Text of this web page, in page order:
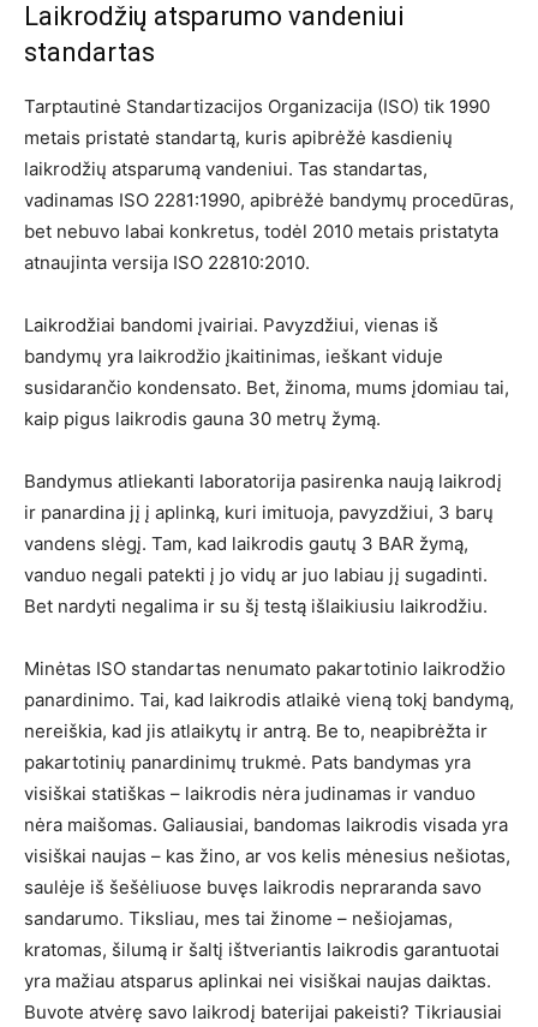
Laikrodžių atsparumo vandeniui
standartas
Tarptautinė Standartizacijos Organizacija (ISO) tik 1990
metais pristatė standartą, kuris apibrėžė kasdienių
laikrodžių atsparumą vandeniui. Tas standartas,
vadinamas ISO 2281:1990, apibrėžė bandymų procedūras,
bet nebuvo labai konkretus, todėl 2010 metais pristatyta
atnaujinta versija ISO 22810:2010.
Laikrodžiai bandomi įvairiai. Pavyzdžiui, vienas iš
bandymų yra laikrodžio įkaitinimas, ieškant viduje
susidarančio kondensato. Bet, žinoma, mums įdomiau tai,
kaip pigus laikrodis gauna 30 metrų žymą.
Bandymus atliekanti laboratorija pasirenka naują laikrodį
ir panardina jį į aplinką, kuri imituoja, pavyzdžiui, 3 barų
vandens slėgį. Tam, kad laikrodis gautų 3 BAR žymą,
vanduo negali patekti į jo vidų ar juo labiau jį sugadinti.
Bet nardyti negalima ir su šį testą išlaikiusiu laikrodžiu.
Minėtas ISO standartas nenumato pakartotinio laikrodžio
panardinimo. Tai, kad laikrodis atlaikė vieną tokį bandymą,
nereiškia, kad jis atlaikytų ir antrą. Be to, neapibrėžta ir
pakartotinių panardinimų trukmė. Pats bandymas yra
visiškai statiškas – laikrodis nėra judinamas ir vanduo
nėra maišomas. Galiausiai, bandomas laikrodis visada yra
visiškai naujas – kas žino, ar vos kelis mėnesius nešiotas,
saulėje iš šešėliuose buvęs laikrodis nepraranda savo
sandarumo. Tiksliau, mes tai žinome – nešiojamas,
kratomas, šilumą ir šaltį ištveriantis laikrodis garantuotai
yra mažiau atsparus aplinkai nei visiškai naujas daiktas.
Buvote atvėrę savo laikrodį baterijai pakeisti? Tikriausiai